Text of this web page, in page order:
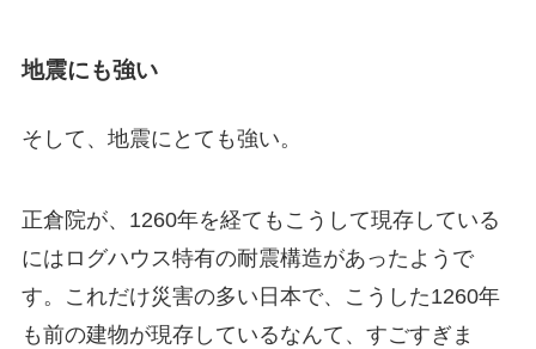
地震にも強い
そして、地震にとても強い。
正倉院が、1260年を経てもこうして現存している
にはログハウス特有の耐震構造があったようで
す。これだけ災害の多い日本で、こうした1260年
も前の建物が現存しているなんて、すごすぎま